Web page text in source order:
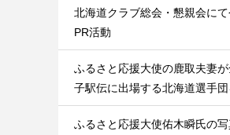
北海道クラブ総会・懇親会に
PR活動
ふるさと応援大使の鹿取夫妻
子駅伝に出場する北海道選手
ふるさと応援大使佑木瞬氏の